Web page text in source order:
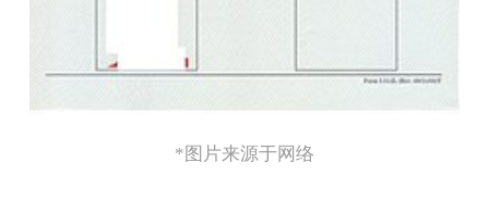
*图片来源于网络